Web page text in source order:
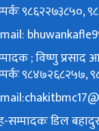
९८६२२७३८५०,
; विष्णु प्रसाद
९८४७२६८२५७,
सम्पादकः डिल